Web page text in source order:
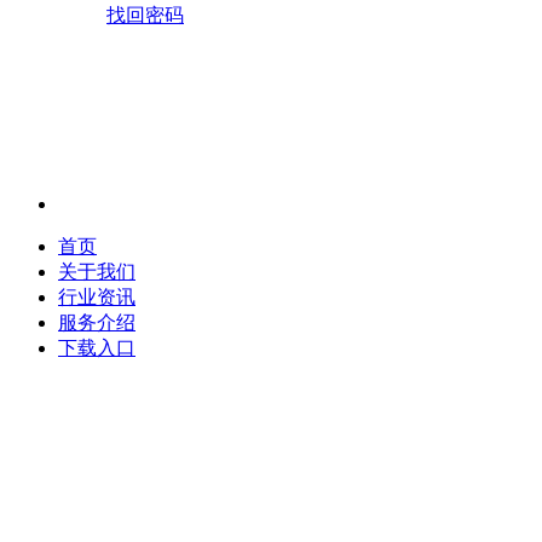
找回密码
首页
关于我们
行业资讯
服务介绍
下载入口